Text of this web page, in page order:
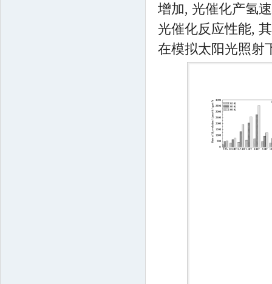
增加, 光催化产氢
光催化反应性能,
在模拟太阳光照射